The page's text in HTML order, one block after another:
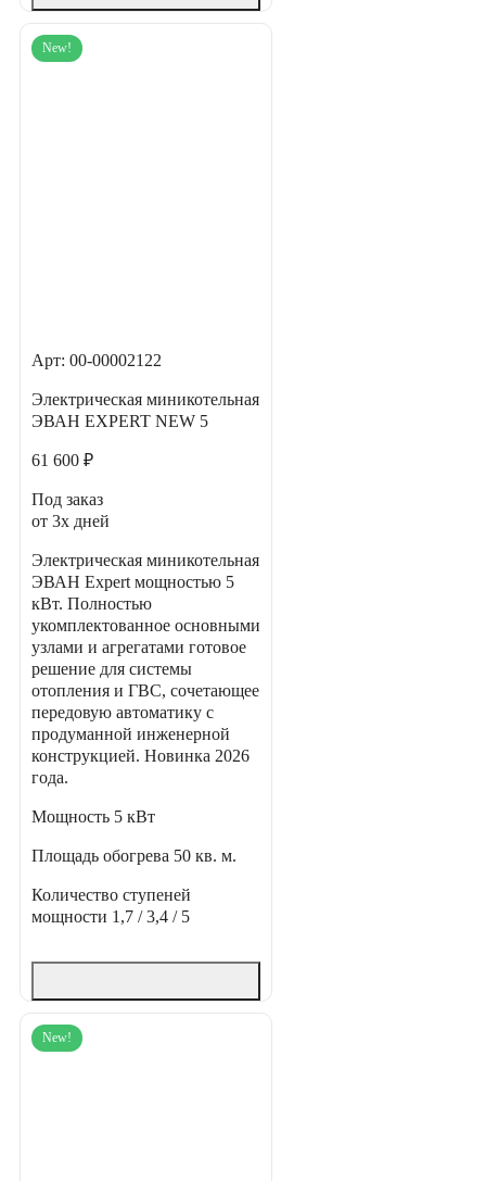
New!
Арт: 00-00002122
Электрическая миникотельная
ЭВАН EXPERT NEW 5
61 600 ₽
Под заказ
от 3х дней
Электрическая миникотельная
ЭВАН Expert мощностью 5
кВт. Полностью
укомплектованное основными
узлами и агрегатами готовое
решение для системы
отопления и ГВС, сочетающее
передовую автоматику с
продуманной инженерной
конструкцией. Новинка 2026
года.
Мощность 5 кВт
Площадь обогрева 50 кв. м.
Количество ступеней
мощности 1,7 / 3,4 / 5
New!